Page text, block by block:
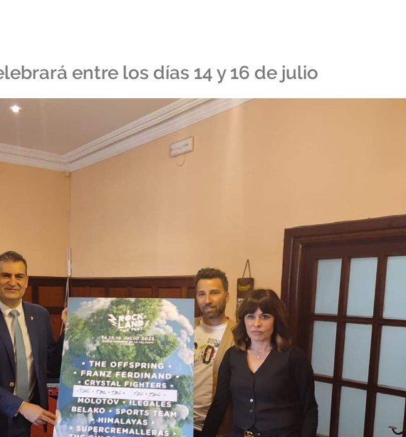
entre los días 14 y 16 de julio